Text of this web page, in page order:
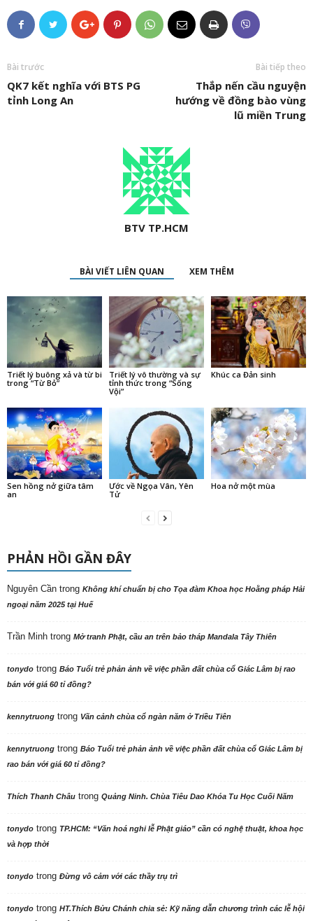
Bài trước
QK7 kết nghĩa với BTS PG
tỉnh Long An
Bài tiếp theo
Thắp nến cầu nguyện
hướng về đồng bào vùng
lũ miền Trung
BTV TP.HCM
BÀI VIẾT LIÊN QUAN XEM THÊM
Triết lý buông xả và từ bi
trong “Từ Bỏ”
Triết lý vô thường và sự
tỉnh thức trong “Sống
Vội”
Khúc ca Đản sinh
Sen hồng nở giữa tâm
an
Ước về Ngọa Vân, Yên
Tử
Hoa nở một mùa
PHẢN HỒI GẦN ĐÂY
Nguyên Cần trong Không khí chuẩn bị cho Tọa đàm Khoa học Hoằng pháp Hải
ngoại năm 2025 tại Huế
Trần Minh trong Mở tranh Phật, cầu an trên bảo tháp Mandala Tây Thiên
tonydo trong Báo Tuổi trẻ phản ảnh về việc phần đất chùa cổ Giác Lâm bị rao
bán với giá 60 tỉ đồng?
kennytruong trong Vãn cảnh chùa cổ ngàn năm ở Triều Tiên
kennytruong trong Báo Tuổi trẻ phản ảnh về việc phần đất chùa cổ Giác Lâm bị
rao bán với giá 60 tỉ đồng?
Thích Thanh Châu trong Quảng Ninh. Chùa Tiêu Dao Khóa Tu Học Cuối Năm
tonydo trong TP.HCM: “Văn hoá nghi lễ Phật giáo” cần có nghệ thuật, khoa học
và hợp thời
tonydo trong Đừng vô cảm với các thầy trụ trì
tonydo trong HT.Thích Bửu Chánh chia sẻ: Kỹ năng dẫn chương trình các lễ hội